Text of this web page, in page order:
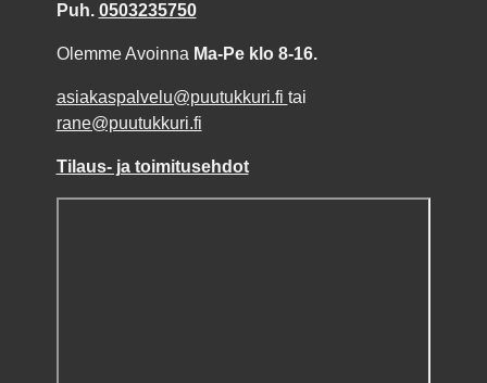
Puh. 0503235750
Olemme Avoinna Ma-Pe klo 8-16.
asiakaspalvelu@puutukkuri.fi tai
rane@puutukkuri.fi
Tilaus- ja toimitusehdot